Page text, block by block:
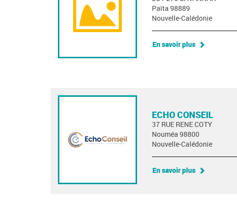
Païta 98889
Nouvelle-Calédonie
En savoir plus
ECHO CONSEIL
37 RUE RENE COTY
Nouméa 98800
Nouvelle-Calédonie
En savoir plus